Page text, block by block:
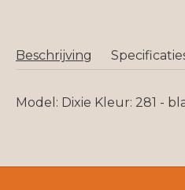
Beschrijving
Model: Dixie Kleur: 281 -